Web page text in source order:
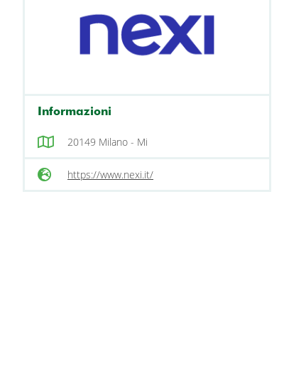
Informazioni
20149 Milano - Mi
https://www.nexi.it/